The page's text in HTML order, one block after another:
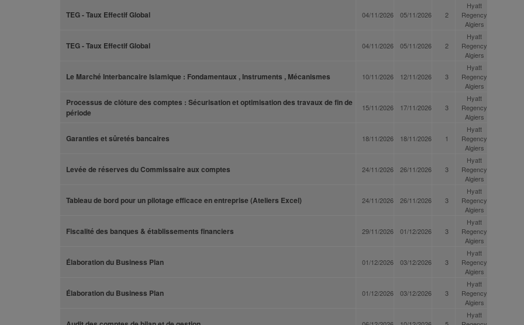
TEG - Taux Effectif Global 04/11/2026 05/11/2026 2
Hyatt
Regency
Algiers
TEG - Taux Effectif Global 04/11/2026 05/11/2026 2
Hyatt
Regency
Algiers
Le Marché Interbancaire Islamique : Fondamentaux , Instruments , Mécanismes 10/11/2026 12/11/2026 3
Hyatt
Regency
Algiers
Processus de clôture des comptes : Sécurisation et optimisation des travaux de fin de
période
15/11/2026 17/11/2026 3
Hyatt
Regency
Algiers
Garanties et sûretés bancaires 18/11/2026 18/11/2026 1
Hyatt
Regency
Algiers
Levée de réserves du Commissaire aux comptes 24/11/2026 26/11/2026 3
Hyatt
Regency
Algiers
Tableau de bord pour un pilotage efficace en entreprise (Ateliers Excel) 24/11/2026 26/11/2026 3
Hyatt
Regency
Algiers
Fiscalité des banques & établissements financiers 29/11/2026 01/12/2026 3
Hyatt
Regency
Algiers
Élaboration du Business Plan 01/12/2026 03/12/2026 3
Hyatt
Regency
Algiers
Élaboration du Business Plan 01/12/2026 03/12/2026 3
Hyatt
Regency
Algiers
Hyatt